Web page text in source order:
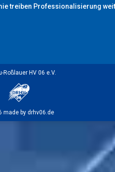
treiben Professionalisierung
Roßlauer HV 06 e.V.
made by drhv06.de